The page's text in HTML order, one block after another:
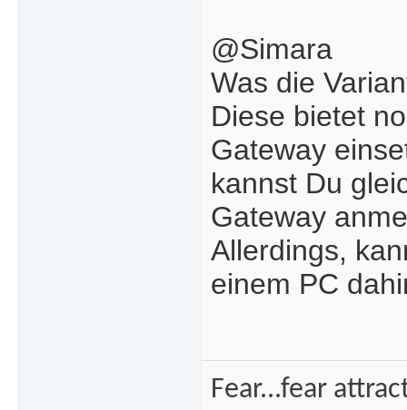
@Simara
Was die
Diese bietet
Gateway
kannst Du
Gateway
Allerdings,
einem PC
Fear...fear